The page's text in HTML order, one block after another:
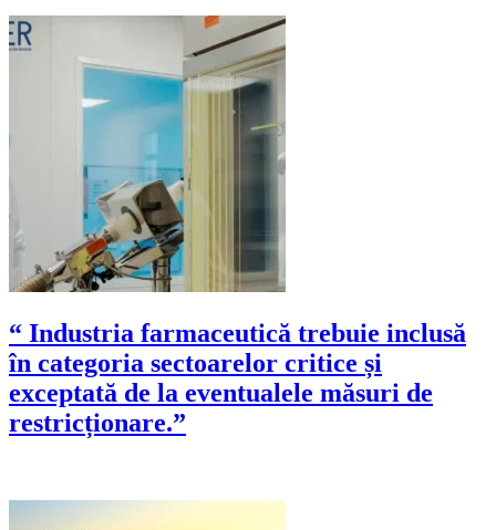
“ Industria farmaceutică trebuie inclusă
în categoria sectoarelor critice și
exceptată de la eventualele măsuri de
restricționare.”